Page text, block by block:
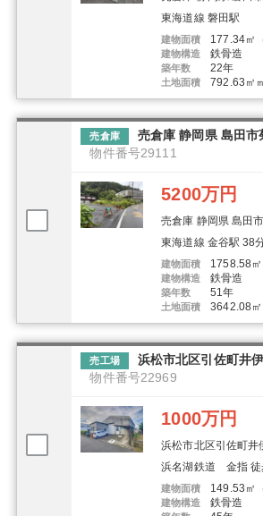
東海道線 磐田駅
建物面積 177.34㎡
建物構造 鉄骨造
築年数 22年
土地面積 792.63㎡
売倉庫
売倉庫 静岡県 島田市
物件番号29111
5200万円
売倉庫 静岡県 島田
東海道線 金谷駅 38
建物面積 1758.58㎡
建物構造 鉄骨造
築年数 51年
土地面積 3642.08㎡
売工場
浜松市北区引佐町井
物件番号22969
1000万円
浜松市北区引佐町井
浜名湖鉄道 金指
建物面積 149.53㎡
建物構造 鉄骨造